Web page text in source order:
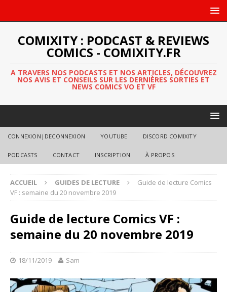
COMIXITY : PODCAST & REVIEWS
COMICS - COMIXITY.FR
A TRAVERS NOS PODCASTS ET NOS ARTICLES, DÉCOUVREZ
NOS AVIS ET CONSEILS SUR LES DERNIÈRES SORTIES ET
NEWS COMICS VO ET VF
CONNEXION|DECONNEXION YOUTUBE DISCORD COMIXITY
PODCASTS CONTACT INSCRIPTION À PROPOS
ACCUEIL GUIDES DE LECTURE
Guide de lecture Comics
VF : semaine du 20 novembre 2019
Guide de lecture Comics VF :
semaine du 20 novembre 2019
18/11/2019 Sam